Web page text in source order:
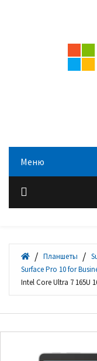
Меню
Планшеты
Surface Pro 10 for
Intel Core Ultra 7 165U